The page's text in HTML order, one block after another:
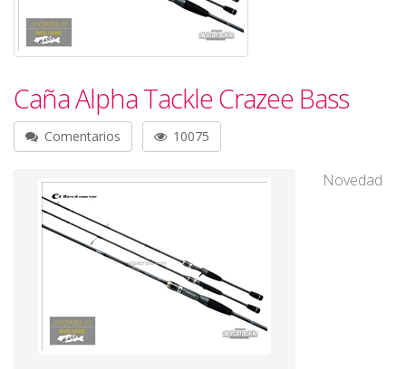
Caña Alpha Tackle Crazee Bass
Comentarios 10075
Novedad